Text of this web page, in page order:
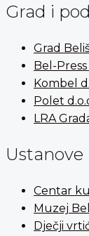
Grad i
Grad
Bel-Press
Kombel
Polet
LRA
Ustanove
Centar
Muzej
Dječji